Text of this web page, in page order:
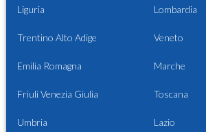
Liguria Lombardia
Trentino Alto Adige Veneto
Emilia Romagna Marche
Friuli Venezia Giulia Toscana
Umbria Lazio